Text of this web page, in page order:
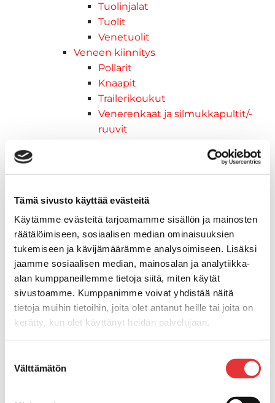
Tämä sivusto käyttää evästeitä
Käytämme evästeitä tarjoamamme sisällön ja mainosten
räätälöimiseen, sosiaalisen median ominaisuuksien
tukemiseen ja kävijämäärämme analysoimiseen. Lisäksi
jaamme sosiaalisen median, mainosalan ja analytiikka-
alan kumppaneillemme tietoja siitä, miten käytät
sivustoamme. Kumppanimme voivat yhdistää näitä
tietoja muihin tietoihin, joita olet antanut heille tai joita on
kerätty, kun olet käyttänyt heidän palvelujaan.
valinta
Välttämätön
Tuolinjalat
Tuolit
Venetuolit
Veneen kiinnitys
Pollarit
Knaapit
Trailerikoukut
Venerenkaat ja silmukkapultit/-
ruuvit
Jätevesi
Muoviseokset
Polttoaine
Kansiruuvikkeitten varaosat
Makea vesi
Keula- ja uimatasot
Uimatasot
Keulatasot
Hankaimet
Galvanoitu
Messinki/kromattu